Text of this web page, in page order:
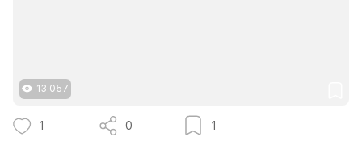
13.057
1 0 1